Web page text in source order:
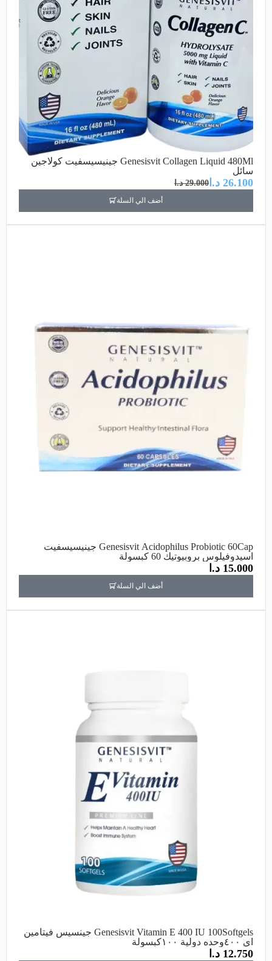
Genesisvit Collagen Liquid 480Ml جينيسيسفيت كولاجين
سائل
29.000 د.ا 26.100 د.ا
أضف الي السلة
Genesisvit Acidophilus Probiotic 60Cap جينيسيسفيت
اسيدوفيلوس بروبيوتيك 60 كبسولة
15.000 د.ا
أضف الي السلة
Genesisvit Vitamin E 400 IU 100Softgels جينسيس فيتامين
اي ٤٠٠وحده دولية ١٠٠كبسولة
12.750 د.ا